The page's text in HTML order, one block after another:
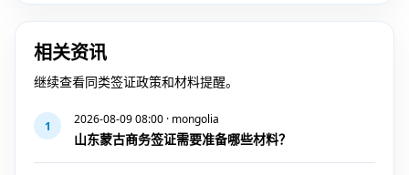
相关资讯
继续查看同类签证政策和材料提醒。
1 2026-08-09 08:00 · mongolia
山东蒙古商务签证需要准备哪些材料？